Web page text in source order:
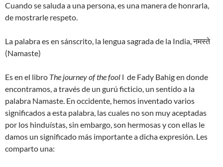
Cuando se saluda a una persona, es una manera de honrarla,
de mostrarle respeto.
La palabra es en sánscrito, la lengua sagrada de la India, नमस्ते
(Namaste)
Es en el libro The journey of the fool l de Fady Bahig en donde
encontramos, a través de un gurú ficticio, un sentido a la
palabra Namaste. En occidente, hemos inventado varios
significados a esta palabra, las cuales no son muy aceptadas
por los hinduístas, sin embargo, son hermosas y con ellas le
damos un significado más importante a dicha expresión. Les
comparto una: